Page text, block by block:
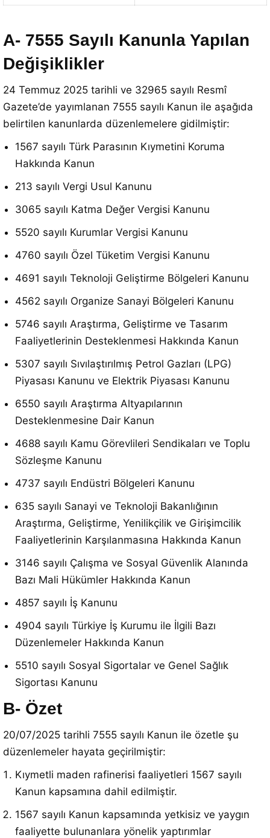
A- 7555 Sayılı Kanunla Yapılan
Değişiklikler
24 Temmuz 2025 tarihli ve 32965 sayılı Resmî
Gazete’de yayımlanan 7555 sayılı Kanun ile aşağıda
belirtilen kanunlarda düzenlemelere gidilmiştir:
1567 sayılı Türk Parasının Kıymetini Koruma
Hakkında Kanun
213 sayılı Vergi Usul Kanunu
3065 sayılı Katma Değer Vergisi Kanunu
5520 sayılı Kurumlar Vergisi Kanunu
4760 sayılı Özel Tüketim Vergisi Kanunu
4691 sayılı Teknoloji Geliştirme Bölgeleri Kanunu
4562 sayılı Organize Sanayi Bölgeleri Kanunu
5746 sayılı Araştırma, Geliştirme ve Tasarım
Faaliyetlerinin Desteklenmesi Hakkında Kanun
5307 sayılı Sıvılaştırılmış Petrol Gazları (LPG)
Piyasası Kanunu ve Elektrik Piyasası Kanunu
6550 sayılı Araştırma Altyapılarının
Desteklenmesine Dair Kanun
4688 sayılı Kamu Görevlileri Sendikaları ve Toplu
Sözleşme Kanunu
4737 sayılı Endüstri Bölgeleri Kanunu
635 sayılı Sanayi ve Teknoloji Bakanlığının
Araştırma, Geliştirme, Yenilikçilik ve Girişimcilik
Faaliyetlerinin Karşılanmasına Hakkında Kanun
3146 sayılı Çalışma ve Sosyal Güvenlik Alanında
Bazı Mali Hükümler Hakkında Kanun
4857 sayılı İş Kanunu
4904 sayılı Türkiye İş Kurumu ile İlgili Bazı
Düzenlemeler Hakkında Kanun
5510 sayılı Sosyal Sigortalar ve Genel Sağlık
Sigortası Kanunu
B- Özet
20/07/2025 tarihli 7555 sayılı Kanun ile özetle şu
düzenlemeler hayata geçirilmiştir:
Kıymetli maden rafinerisi faaliyetleri 1567 sayılı
Kanun kapsamına dahil edilmiştir.
1567 sayılı Kanun kapsamında yetkisiz ve yaygın
faaliyette bulunanlara yönelik yaptırımlar